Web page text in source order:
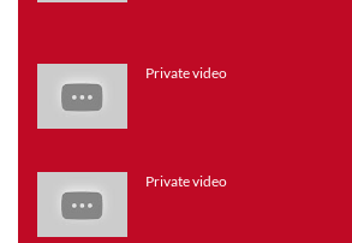
Private video
Private video